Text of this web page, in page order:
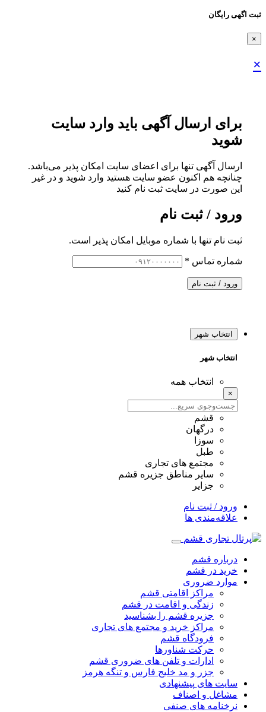
ثبت اگهی رایگان
×
×
برای ارسال آگهی باید وارد سایت
شوید
ارسال آگهی تنها برای اعضای سایت امکان پذیر می‌باشد.
چنانچه هم‌ اکنون عضو سایت هستید وارد شوید و در غیر
این صورت در سایت ثبت نام کنید
ورود / ثبت نام
ثبت نام تنها با شماره موبایل امکان پذیر است.
شماره تماس *
ورود / ثبت نام
انتخاب شهر
انتخاب شهر
انتخاب همه
×
قشم
درگهان
سوزا
طبل
مجتمع های تجاری
سایر مناطق جزیره قشم
جزایر
ورود / ثبت نام
علاقه‌مندی ها
درباره قشم
خرید در قشم
موارد ضروری
مراکز اقامتی قشم
زندگی و اقامت در قشم
جزیره قشم را بشناسید
مراکز خرید و مجتمع های تجاری
فرودگاه قشم
حرکت شناورها
ادارات و تلفن های ضروری قشم
جزر و مد خلیج فارس و تنگه هرمز
سایت های پیشنهادی
مشاغل و اصناف
نرخنامه های صنفی